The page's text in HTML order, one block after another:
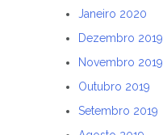
Janeiro 2020
Dezembro 2019
Novembro 2019
Outubro 2019
Setembro 2019